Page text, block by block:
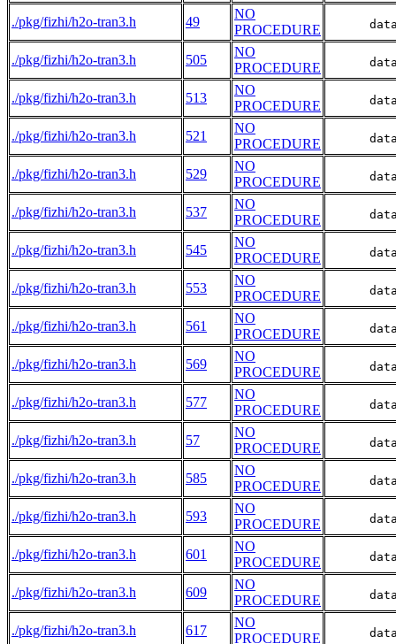
./pkg/fizhi/h2o-tran3.h 49
NO
PROCEDURE
./pkg/fizhi/h2o-tran3.h 505
NO
PROCEDURE
./pkg/fizhi/h2o-tran3.h 513
NO
PROCEDURE
./pkg/fizhi/h2o-tran3.h 521
NO
PROCEDURE
./pkg/fizhi/h2o-tran3.h 529
NO
PROCEDURE
./pkg/fizhi/h2o-tran3.h 537
NO
PROCEDURE
./pkg/fizhi/h2o-tran3.h 545
NO
PROCEDURE
./pkg/fizhi/h2o-tran3.h 553
NO
PROCEDURE
./pkg/fizhi/h2o-tran3.h 561
NO
PROCEDURE
./pkg/fizhi/h2o-tran3.h 569
NO
PROCEDURE
./pkg/fizhi/h2o-tran3.h 577
NO
PROCEDURE
./pkg/fizhi/h2o-tran3.h 57
NO
PROCEDURE
./pkg/fizhi/h2o-tran3.h 585
NO
PROCEDURE
./pkg/fizhi/h2o-tran3.h 593
NO
PROCEDURE
./pkg/fizhi/h2o-tran3.h 601
NO
PROCEDURE
./pkg/fizhi/h2o-tran3.h 609
NO
PROCEDURE
./pkg/fizhi/h2o-tran3.h 617
NO
PROCEDURE